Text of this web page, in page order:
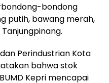
bondong
putih, bawang merah,
Perindustrian Kota
bahwa stok
Kepri mencapai